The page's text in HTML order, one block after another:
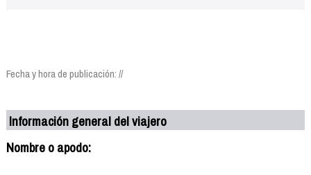
Fecha y hora de publicación: //
Información general del viajero
Nombre o apodo: